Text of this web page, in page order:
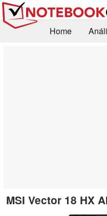
Home
MSI Vector 18 HX